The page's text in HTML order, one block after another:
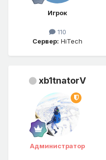
Игрок
110
Сервер: HiTech
xb1tnatorV
Администратор